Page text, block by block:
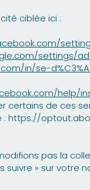
ciblée ici :
settings/
in/se-
help/
certains de ces
: https://
pas la
suivre » sur votre